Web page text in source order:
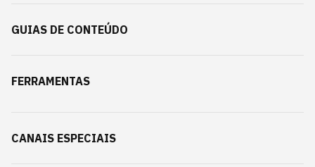
GUIAS DE CONTEÚDO
FERRAMENTAS
CANAIS ESPECIAIS